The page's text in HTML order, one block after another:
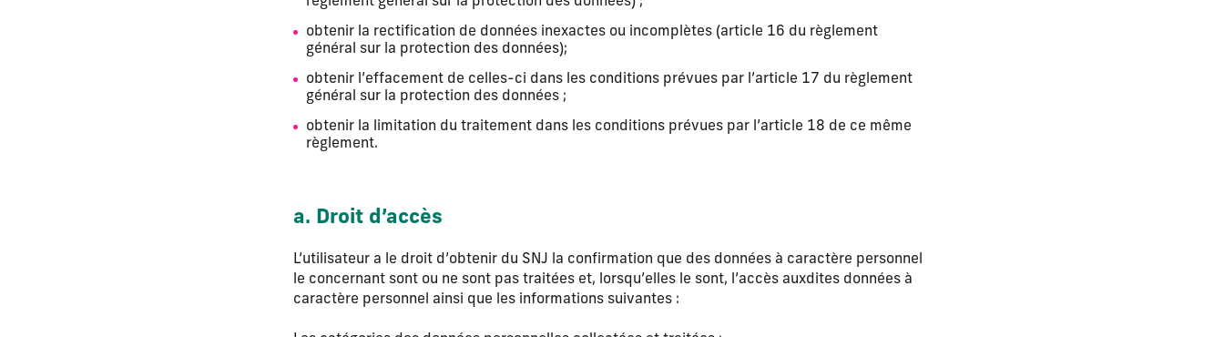
obtenir la rectification de données inexactes ou incomplètes (article 16 du règlement
général sur la protection des données);
obtenir l’effacement de celles-ci dans les conditions prévues par l’article 17 du règlement
général sur la protection des données ;
obtenir la limitation du traitement dans les conditions prévues par l’article 18 de ce même
règlement.
a. Droit d’accès
L’utilisateur a le droit d’obtenir du SNJ la confirmation que des données à caractère personnel
le concernant sont ou ne sont pas traitées et, lorsqu’elles le sont, l’accès auxdites données à
caractère personnel ainsi que les informations suivantes :